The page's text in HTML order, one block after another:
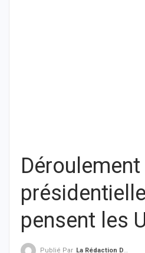
pensent les
Publié Par La Rédaction De THIEYSENEGAL.com